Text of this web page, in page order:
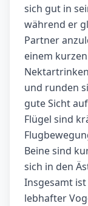
sich gut in
während er
Partner
einem
und runden
gute Sicht
Flügel sind
Beine sind
sich in den
Insgesamt
lebhafter